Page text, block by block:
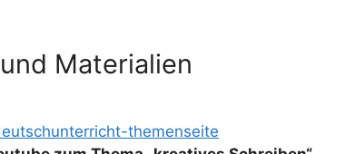
Materialien
themenseite